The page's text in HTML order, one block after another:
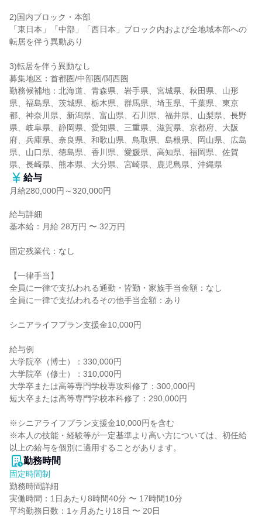
2)国内ブロック・本部
「東日本」「中部」「西日本」ブロック内および全地域本部への
転居を伴う異動あり
3)転居を伴う異動なし
募集地区：首都圏/中部圏/関西圏
勤務候補地：北海道、青森県、岩手県、宮城県、秋田県、山形
県、福島県、茨城県、栃木県、群馬県、埼玉県、千葉県、東京
都、神奈川県、新潟県、富山県、石川県、福井県、山梨県、長野
県、岐阜県、静岡県、愛知県、三重県、滋賀県、京都府、大阪
府、兵庫県、奈良県、和歌山県、鳥取県、島根県、岡山県、広島
県、山口県、徳島県、香川県、愛媛県、高知県、福岡県、佐賀
県、長崎県、熊本県、大分県、宮崎県、鹿児島県、沖縄県
給与
月給280,000円～320,000円
給与詳細
基本給：月給 28万円 〜 32万円
固定残業代：なし
【一律手当】
全員に一律で支払われる通勤・皆勤・家族手当金額：なし
全員に一律で支払われるその他手当金額：あり
シニアライフプラン支援金10,000円
給与例
大学院卒（博士）：330,000円
大学院卒（修士）：310,000円
大学卒または高等専門学校専攻科修了：300,000円
短大卒または高等専門学校本科修了：290,000円
※シニアライフプラン支援金10,000円を含む
※本人の技能・経験等が一定基準より高い方については、初任給
以上の給与を個別に適用することがあります。
勤務時間
固定時間制
勤務時間詳細
実働時間：1日あたり8時間40分 〜 17時間10分
平均勤務日数：1ヶ月あたり18日 〜 20日